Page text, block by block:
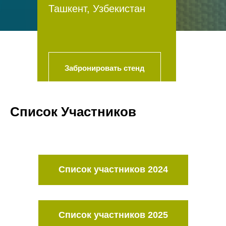
Ташкент, Узбекистан
Забронировать стенд
Список Участников
Список участников 2024
Список участников 2025